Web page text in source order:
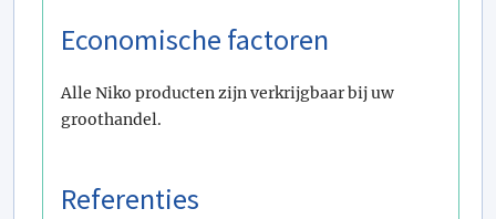
Economische factoren
Alle Niko producten zijn verkrijgbaar bij uw
groothandel.
Referenties